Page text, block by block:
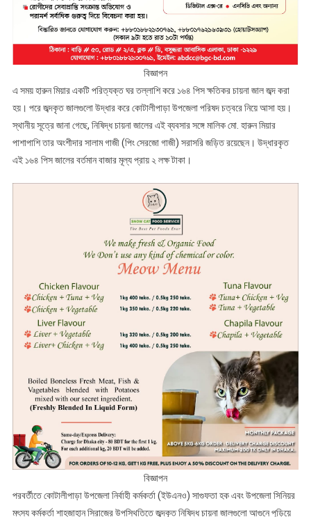
বিজ্ঞাপন
এ সময় হারুন মিয়ার একটি পরিত্যক্ত ঘর তল্লাশি করে ১৬৪ পিস ক্ষতিকর চায়না জাল জব্দ করা
হয়। পরে জব্দকৃত জালগুলো উদ্ধার করে কোটালীপাড়া উপজেলা পরিষদ চত্বরে নিয়ে আসা হয়।
স্থানীয় সূত্রে জানা গেছে, নিষিদ্ধ চায়না জালের এই ব্যবসার সঙ্গে মালিক মো. হারুন মিয়ার
পাশাপাশি তার অংশীদার সালাম গাজী (পিং সেরজো গাজী) সরাসরি জড়িত রয়েছেন। উদ্ধারকৃত
এই ১৬৪ পিস জালের বর্তমান বাজার মূল্য প্রায় ২ লক্ষ টাকা।
বিজ্ঞাপন
পরবর্তীতে কোটালীপাড়া উপজেলা নির্বাহী কর্মকর্তা (ইউএনও) সাগুফতা হক এবং উপজেলা সিনিয়র
মৎস্য কর্মকর্তা শাহজাহান সিরাজের উপস্থিতিতে জব্দকৃত নিষিদ্ধ চায়না জালগুলো আগুনে পুড়িয়ে